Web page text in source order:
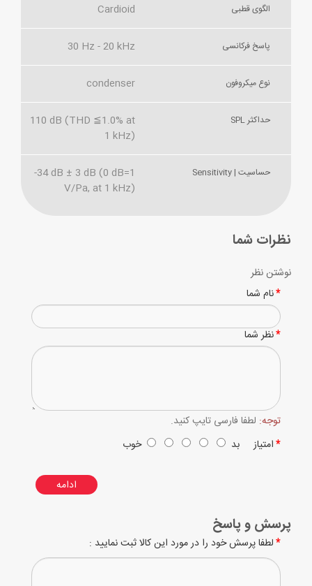
الگوی قطبی Cardioid
پاسخ فرکانسی 30 Hz - 20 kHz
نوع میکروفون condenser
حداکثر SPL
110 dB (THD ≦1.0% at
1 kHz)
حساسیت | Sensitivity
-34 dB ± 3 dB (0 dB=1
V/Pa, at 1 kHz)
نظرات شما
نوشتن نظر
نام شما
نظر شما
توجه: لطفا فارسی تایپ کنید.
امتیازبد خوب
ادامه
پرسش و پاسخ
لطفا پرسش خود را در مورد این کالا ثبت نمایید :